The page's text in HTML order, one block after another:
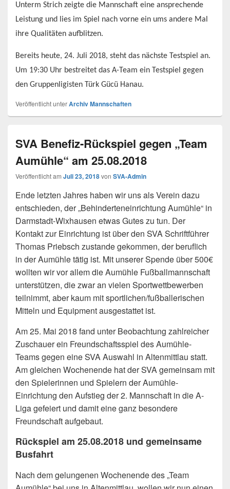
Unterm Strich zeigte die Mannschaft eine ansprechende
Leistung und lies im Spiel nach vorne ein ums andere Mal
ihre Qualitäten aufblitzen.
Bereits heute, 24. Juli 2018, steht das nächste Testspiel an.
Um 19:30 Uhr bestreitet das A-Team ein Testspiel gegen
den Gruppenligisten Türk Gücü Hanau.
Veröffentlicht unterArchiv Mannschaften
SVA Benefiz-Rückspiel gegen „Team
Aumühle“ am 25.08.2018
Veröffentlicht am Juli 23, 2018von SVA-Admin
Ende letzten Jahres haben wir uns als Verein dazu
entschieden, der „Behinderteneinrichtung Aumühle“ in
Darmstadt-Wixhausen etwas Gutes zu tun. Der
Kontakt zur Einrichtung ist über den SVA Schriftführer
Thomas Priebsch zustande gekommen, der beruflich
in der Aumühle tätig ist. Mit unserer Spende über 500€
wollten wir vor allem die Aumühle Fußballmannschaft
unterstützen, die zwar an vielen Sportwettbewerben
teilnimmt, aber kaum mit sportlichen/fußballerischen
Mitteln und Equipment ausgestattet ist.
Am 25. Mai 2018 fand unter Beobachtung zahlreicher
Zuschauer ein Freundschaftsspiel des Aumühle-
Teams gegen eine SVA Auswahl in Altenmittlau statt.
Am gleichen Wochenende hat der SVA gemeinsam mit
den Spielerinnen und Spielern der Aumühle-
Einrichtung den Aufstieg der 2. Mannschaft in die A-
Liga gefeiert und damit eine ganz besondere
Freundschaft aufgebaut.
Rückspiel am 25.08.2018 und gemeinsame
Busfahrt
Nach dem gelungenen Wochenende des „Team